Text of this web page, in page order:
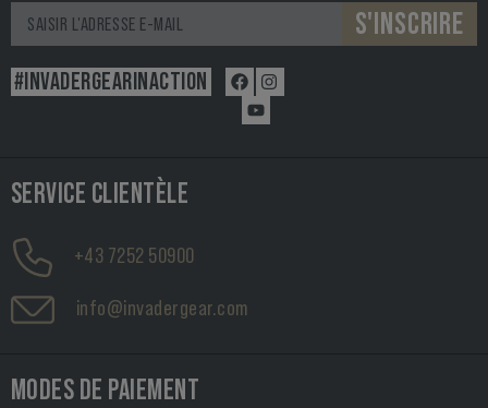
S'INSCRIRE
#INVADERGEARINACTION
SERVICE CLIENTÈLE
+43 7252 50900
info@invadergear.com
MODES DE PAIEMENT